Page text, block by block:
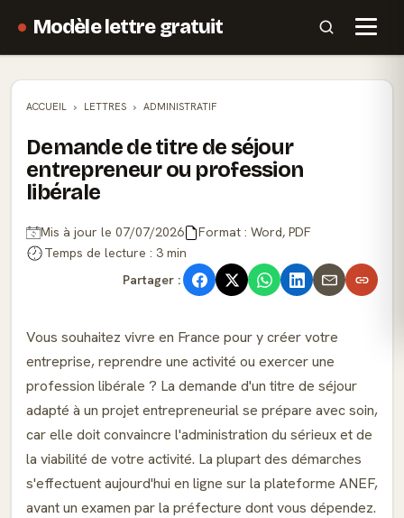
Modèle lettre gratuit
ACCUEIL LETTRES ADMINISTRATIF
Demande de titre de séjour
entrepreneur ou profession
libérale
Mis à jour le 07/07/2026
Format : Word, PDF
Temps de lecture : 3 min
Partager :
Vous souhaitez vivre en France pour y créer votre
entreprise, reprendre une activité ou exercer une
profession libérale ? La demande d'un titre de séjour
adapté à un projet entrepreneurial se prépare avec soin,
car elle doit convaincre l'administration du sérieux et de
la viabilité de votre activité. La plupart des démarches
s'effectuent aujourd'hui en ligne sur la plateforme ANEF,
avant un examen par la préfecture dont vous dépendez.